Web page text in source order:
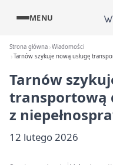
MENU
Strona główna Wiadomości
Tarnów szykuje nową usługę
Tarnów
transportową
z
12 lutego 2026